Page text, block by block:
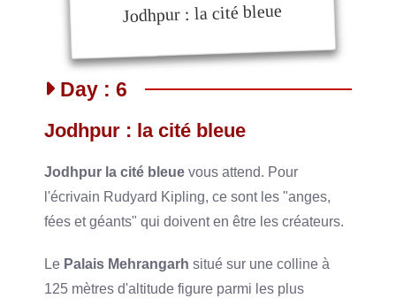
Jodhpur : la cité bleue
Day : 6
Jodhpur : la cité bleue
Jodhpur la cité bleue vous attend. Pour
l'écrivain Rudyard Kipling, ce sont les "anges,
fées et géants" qui doivent en être les créateurs.
Le Palais Mehrangarh situé sur une colline à
125 mètres d'altitude figure parmi les plus